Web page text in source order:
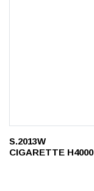
S.2013W
CIGARETTE H4000